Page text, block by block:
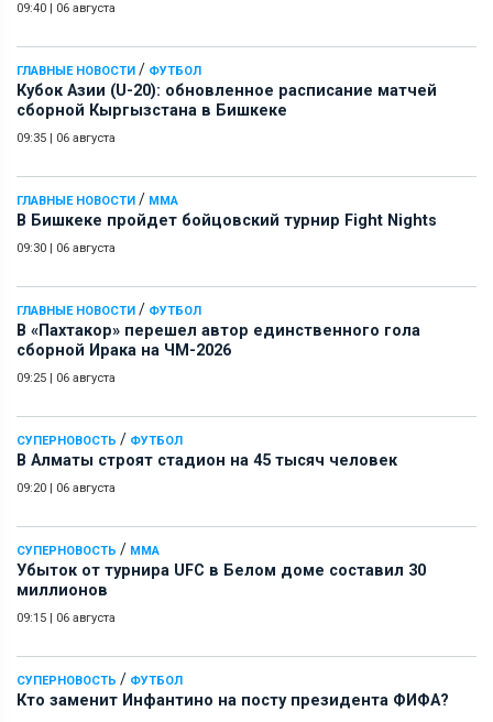
09:40 06 августа
ГЛАВНЫЕ НОВОСТИ / ФУТБОЛ
Кубок Азии (U-20): обновленное расписание матчей
сборной Кыргызстана в Бишкеке
09:35 06 августа
ГЛАВНЫЕ НОВОСТИ / ММА
В Бишкеке пройдет бойцовский турнир Fight Nights
09:30 06 августа
ГЛАВНЫЕ НОВОСТИ / ФУТБОЛ
В «Пахтакор» перешел автор единственного гола
сборной Ирака на ЧМ-2026
09:25 06 августа
СУПЕРНОВОСТЬ / ФУТБОЛ
В Алматы строят стадион на 45 тысяч человек
09:20 06 августа
СУПЕРНОВОСТЬ / ММА
Убыток от турнира UFC в Белом доме составил 30
миллионов
09:15 06 августа
СУПЕРНОВОСТЬ / ФУТБОЛ
Кто заменит Инфантино на посту президента ФИФА?